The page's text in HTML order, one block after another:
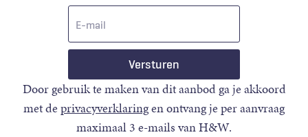
Door gebruik te maken van dit aanbod ga je akkoord
met deprivacyverklaringen ontvang je per aanvraag
maximaal 3 e-mails van H&W.